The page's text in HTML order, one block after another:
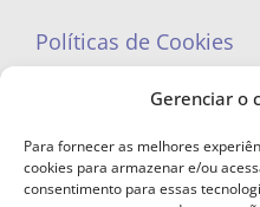
Gerenciar o
Para fornecer as melhores
cookies para armazenar e/ou
consentimento para essas
Políticas de Cookies